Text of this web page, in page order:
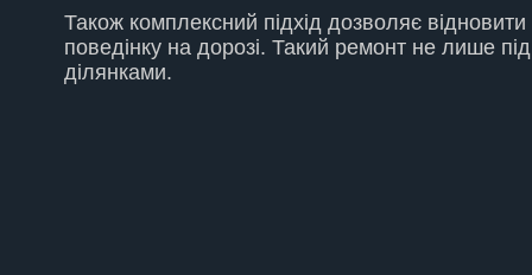
Також комплексний підхід дозволяє
поведінку на дорозі. Такий ремонт не лише
ділянками.